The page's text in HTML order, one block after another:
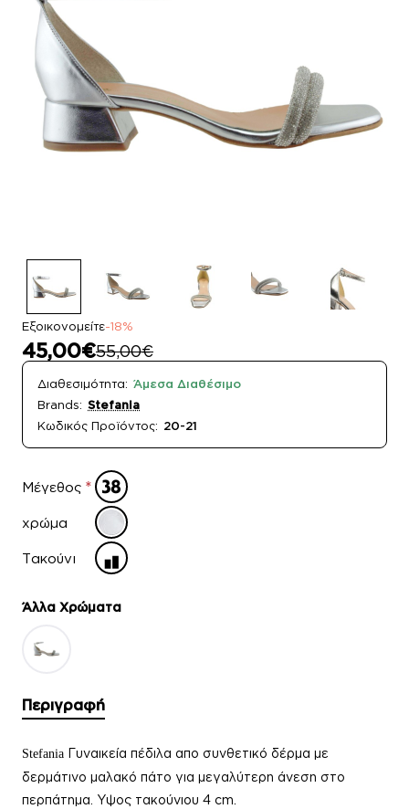
Εξοικονομείτε-18%
45,00€55,00€
Διαθεσιμότητα: Άμεσα Διαθέσιμο
Brands: Stefania
Κωδικός Προϊόντος: 20-21
Μέγεθος
χρώμα
Τακούνι
Άλλα Xρώματα
Περιγραφή
Stefania Γυναικεία πέδιλα απο συνθετικό δέρμα με
δερμάτινο μαλακό πάτο για μεγαλύτερη άνεση στο
περπάτημα. Υψος τακούνιου 4 cm.